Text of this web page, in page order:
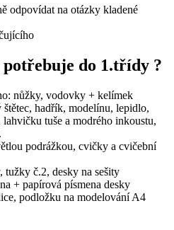
odpovídat na otázky kladené
do 1.třídy ?
nůžky, vodovky + kelímek
hadřík, modelínu, lepidlo,
tuše a modrého inkoustu,
podrážkou, cvičky a cvičební
tužky č.2, desky na sešity
+ papírová písmena desky
podložku na modelování A4